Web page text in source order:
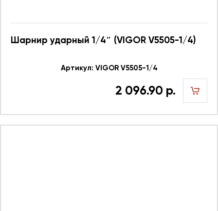
Шарнир ударный 1/4″ (VIGOR V5505-1/4)
Артикул: VIGOR V5505-1/4
2 096.90 р.